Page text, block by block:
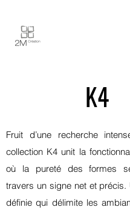
K4
Fruit d’une recherche
collection K4 unit la
où la pureté des formes
travers un signe net et précis.
définie qui délimite les